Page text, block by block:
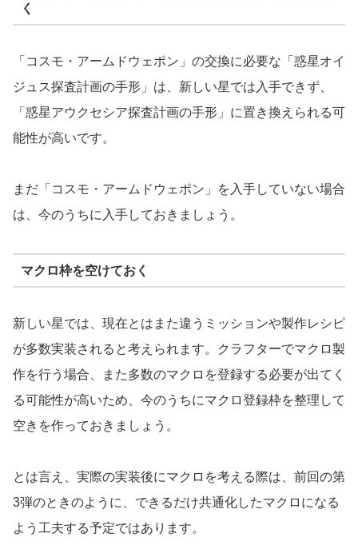
く
「コスモ・アームドウェポン」の交換に必要な「惑星オイ
ジュス探査計画の手形」は、新しい星では入手できず、
「惑星アウクセシア探査計画の手形」に置き換えられる可
能性が高いです。
まだ「コスモ・アームドウェポン」を入手していない場合
は、今のうちに入手しておきましょう。
マクロ枠を空けておく
新しい星では、現在とはまた違うミッションや製作レシピ
が多数実装されると考えられます。クラフターでマクロ製
作を行う場合、また多数のマクロを登録する必要が出てく
る可能性が高いため、今のうちにマクロ登録枠を整理して
空きを作っておきましょう。
とは言え、実際の実装後にマクロを考える際は、前回の第
3弾のときのように、できるだけ共通化したマクロになる
よう工夫する予定ではあります。